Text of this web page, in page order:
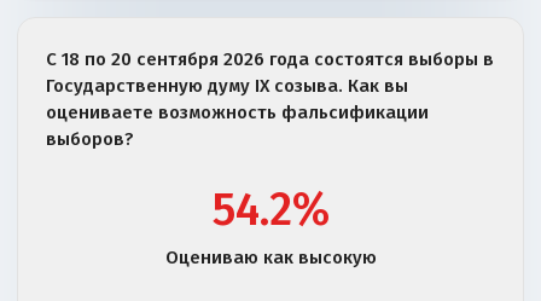
С 18 по 20 сентября 2026 года состоятся выборы в
Государственную думу IX созыва. Как вы
оцениваете возможность фальсификации
выборов?
54.2%
Оцениваю как высокую